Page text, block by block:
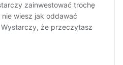
zainwestować trochę
wiesz jak oddawać
Wystarczy, że przeczytasz